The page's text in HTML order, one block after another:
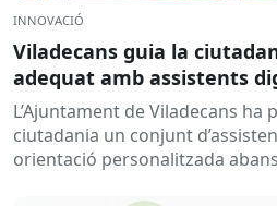
INNOVACIÓ
Viladecans guia la
adequat amb assistents
L’Ajuntament de Viladecans ha
ciutadania un conjunt
orientació personalitzada